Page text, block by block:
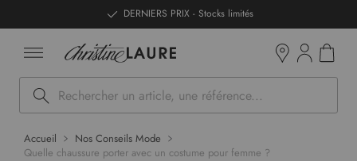
DERNIERS PRIX - Stocks limités
Rechercher
Accueil
Nos Conseils Mode
Quelle chaussure porter avec un costume pour femme ?